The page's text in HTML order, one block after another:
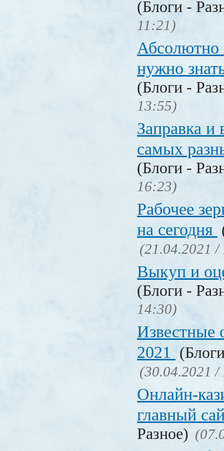
(Блоги -
11:21)
Абсолютно
нужно
(Блоги -
13:55)
Заправка и
самых
(Блоги -
16:23)
Рабочее
на сегодня
(21.04.2021 /
Выкуп и
(Блоги -
14:30)
Известные
2021
(30.04.2021 /
Онлайн-
главный
Разное)